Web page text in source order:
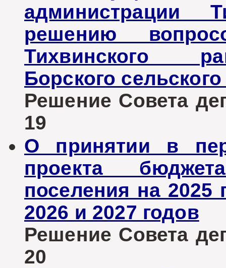
администрации
решению
Тихвинского
Борского
Решение Совета
19
О принятии в
проекта
поселения на
2026 и 2027 годов
Решение Совета
20